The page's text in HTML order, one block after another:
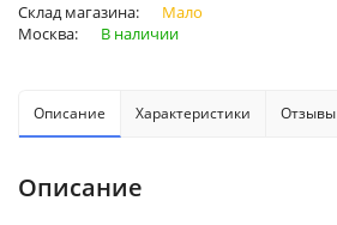
Склад магазина:
Мало
Москва:
В наличии
Описание Характеристики Отзывы
Описание